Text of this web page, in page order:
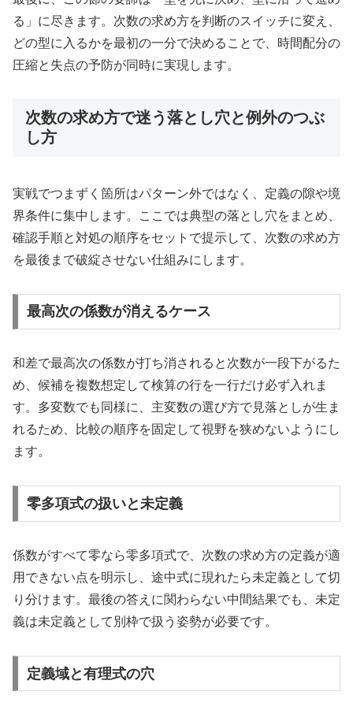
る」に尽きます。次数の求め方を判断のスイッチに変え、
どの型に入るかを最初の一分で決めることで、時間配分の
圧縮と失点の予防が同時に実現します。
次数の求め方で迷う落とし穴と例外のつぶ
し方
実戦でつまずく箇所はパターン外ではなく、定義の隙や境
界条件に集中します。ここでは典型の落とし穴をまとめ、
確認手順と対処の順序をセットで提示して、次数の求め方
を最後まで破綻させない仕組みにします。
最高次の係数が消えるケース
和差で最高次の係数が打ち消されると次数が一段下がるた
め、候補を複数想定して検算の行を一行だけ必ず入れま
す。多変数でも同様に、主変数の選び方で見落としが生ま
れるため、比較の順序を固定して視野を狭めないようにし
ます。
零多項式の扱いと未定義
係数がすべて零なら零多項式で、次数の求め方の定義が適
用できない点を明示し、途中式に現れたら未定義として切
り分けます。最後の答えに関わらない中間結果でも、未定
義は未定義として別枠で扱う姿勢が必要です。
定義域と有理式の穴